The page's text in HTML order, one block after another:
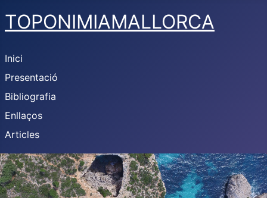
TOPONIMIAMALLORCA
Inici
Presentació
Bibliografia
Enllaços
Articles